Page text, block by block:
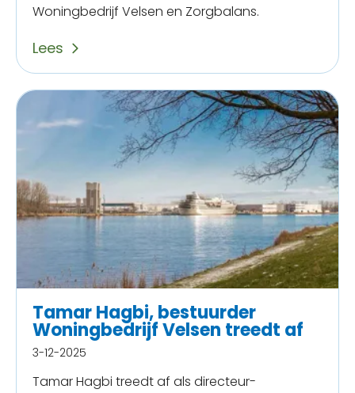
Woningbedrijf Velsen en Zorgbalans.
Lees
Tamar Hagbi, bestuurder
Woningbedrijf Velsen treedt af
3-12-2025
Tamar Hagbi treedt af als directeur-